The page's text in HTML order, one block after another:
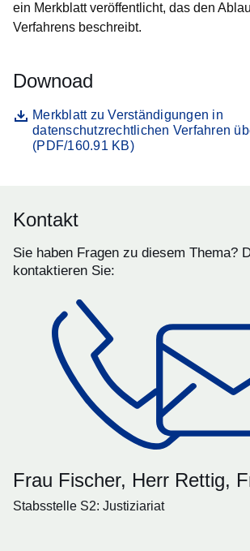
ein Merkblatt veröffentlicht, das den
Verfahrens beschreibt.
Downoad
DateiMerkblatt zu Verständigungen in
datenschutzrechtlichen Verfahren
(PDF/160.91 KB)
Öffnet sich in einem neuen Fenster
Kontakt
Sie haben Fragen zu diesem Thema?
kontaktieren Sie:
Frau Fischer, Herr Rettig,
Stabsstelle S2: Justiziariat